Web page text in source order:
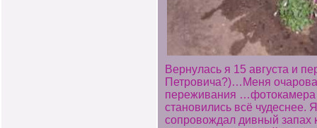
Вернулась я 15 августа и
Петровича?)…Меня
переживания …фотокамера
становились всё чудеснее.
сопровождал дивный запах